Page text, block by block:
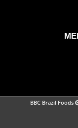
BBC Brazil Foods